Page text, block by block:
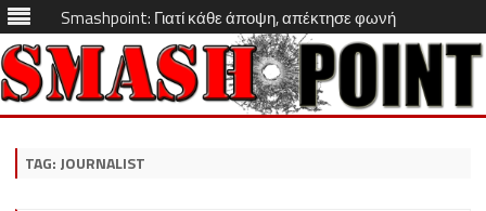
Smashpoint: Γιατί κάθε άποψη, απέκτησε φωνή
Skip
TAG: JOURNALIST